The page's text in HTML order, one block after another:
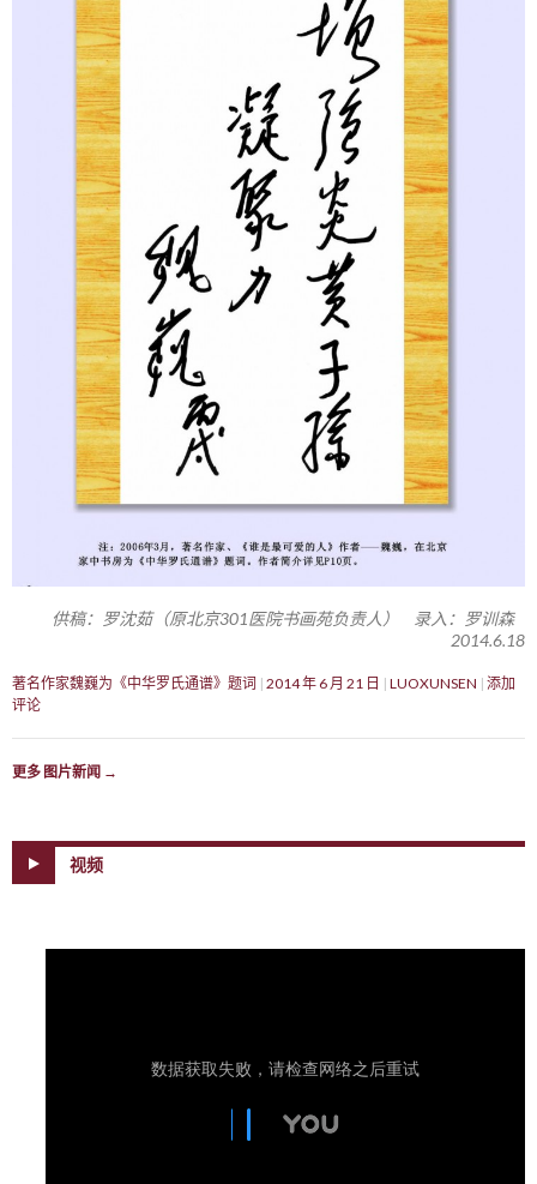
供稿：罗沈茹（原北京301医院书画苑负责人） 录入：罗训森
2014.6.18
著名作家魏巍为《中华罗氏通谱》题词 2014 年 6 月 21 日 LUOXUNSEN 添加
评论
更多 图片新闻 →
视频